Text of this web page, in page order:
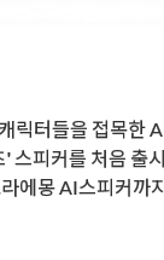
릭터들을 접목한
스피커를 처음 출
에몽 AI스피커까